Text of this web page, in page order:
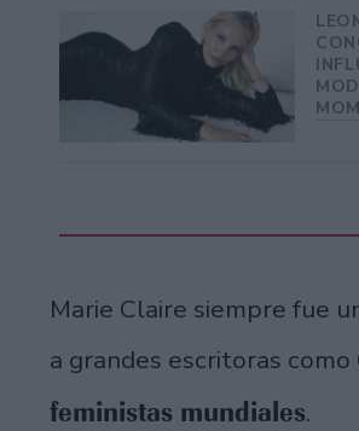
Marie Claire siempre fue
a grandes escritoras
feministas mundiales.